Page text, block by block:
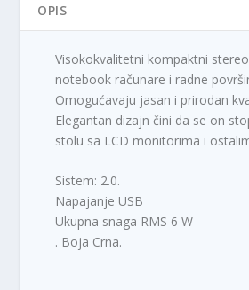
OPIS
Visokokvalitetni kompaktni
notebook računare i radne
Omogućavaju jasan i prirodan
Elegantan dizajn čini da se on
stolu sa LCD monitorima i
Sistem: 2.0.
Napajanje USB
Ukupna snaga RMS 6 W
. Boja Crna.